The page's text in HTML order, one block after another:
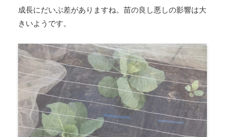
成長にだいぶ差がありますね。苗の良し悪しの影響は大
きいようです。